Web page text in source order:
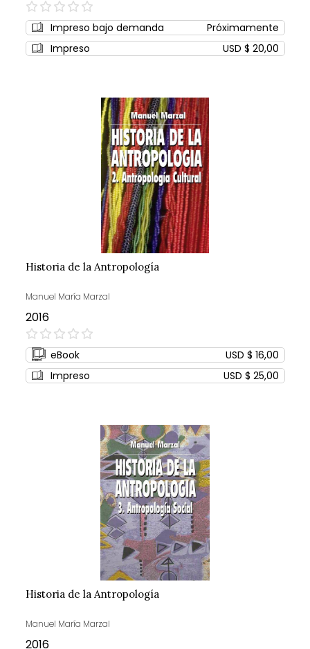
0%
Impreso bajo demanda
Próximamente
Impreso
USD $ 20,00
Historia de la Antropología
Manuel María Marzal
2016
0%
eBook
USD $ 16,00
Impreso
USD $ 25,00
Historia de la Antropología
Manuel María Marzal
2016